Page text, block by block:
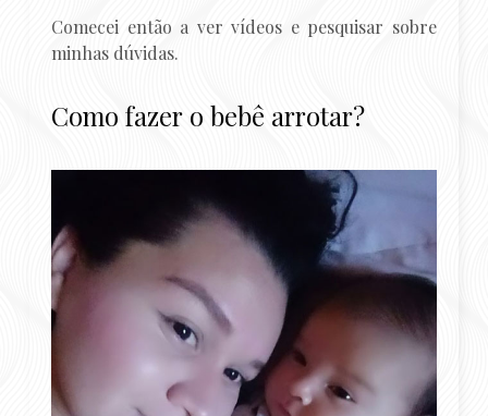
Comecei então a ver vídeos e pesquisar sobre
minhas dúvidas.
Como fazer o bebê arrotar?